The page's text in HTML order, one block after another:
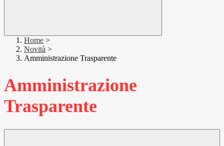
Home >
Novità >
Amministrazione Trasparente
Amministrazione
Trasparente